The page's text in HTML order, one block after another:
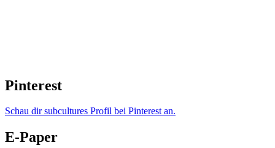
Pinterest
Schau dir subcultures Profil bei Pinterest an.
E-Paper